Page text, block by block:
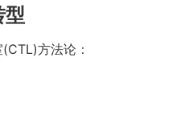
型
方法论：